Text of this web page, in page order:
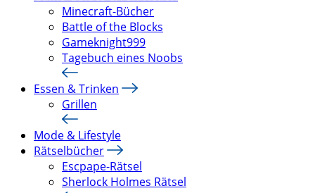
Minecraft-Bücher
Battle of the Blocks
Gameknight999
Tagebuch eines Noobs
Essen & Trinken
Grillen
Mode & Lifestyle
Rätselbücher
Escpape-Rätsel
Sherlock Holmes Rätsel